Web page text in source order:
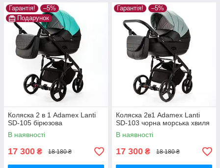
Гарантія!
–5%
Подарунок
Коляска 2 в 1 Adamex Lanti
SD-105 бірюзова
В наявності
17 300 ₴ 18 180 ₴
Гарантія! –5%
Коляска 2в1 Adamex Lanti
SD-103 чорна морська хвиля
В наявності
17 300 ₴ 18 180 ₴